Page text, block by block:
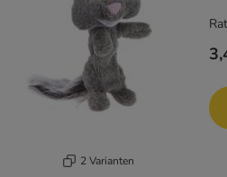
2 Varianten